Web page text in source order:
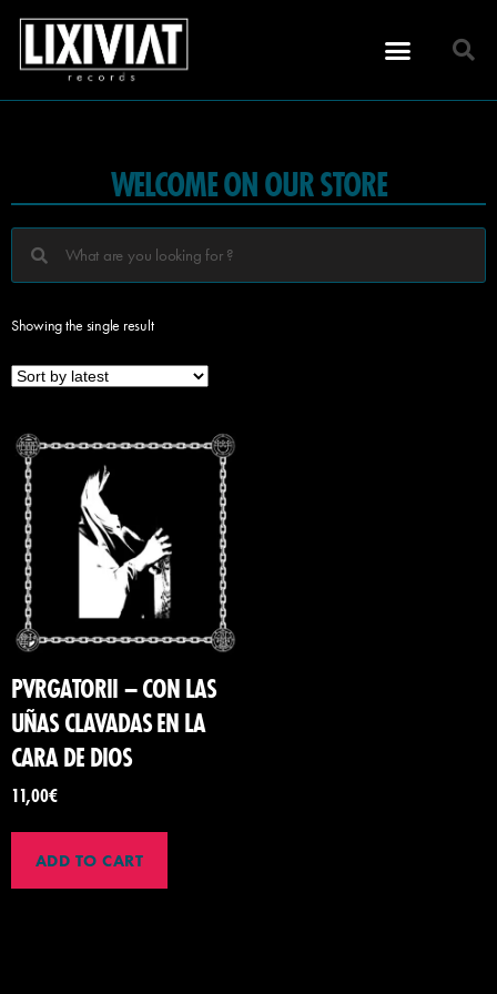
WELCOME ON OUR STORE
Showing the single result
PVRGATORII – CON LAS
UÑAS CLAVADAS EN LA
CARA DE DIOS
11,00€
ADD TO CART